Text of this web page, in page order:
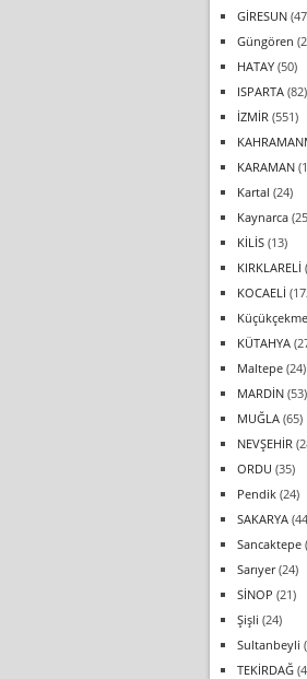
GİRESUN
Güngören
HATAY (50)
ISPARTA (82)
İZMİR (551)
KARAMAN
Kartal (24)
Kaynarca
KİLİS (13)
KIRKLARELİ
KOCAELİ
KÜTAHYA
Maltepe (24)
MARDİN (53)
MUĞLA (65)
NEVŞEHİR
ORDU (35)
Pendik (24)
SAKARYA
Sancaktepe
Sarıyer(24)
SİNOP (21)
Şişli (24)
Sultanbeyli
TEKİRDAĞ